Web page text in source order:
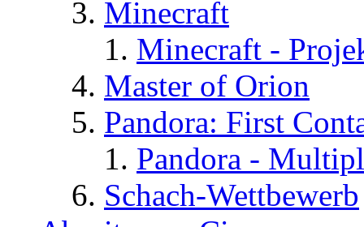
Minecraft
Minecraft -
Master of Orion
Pandora: First
Pandora -
Schach-Wettbewerb